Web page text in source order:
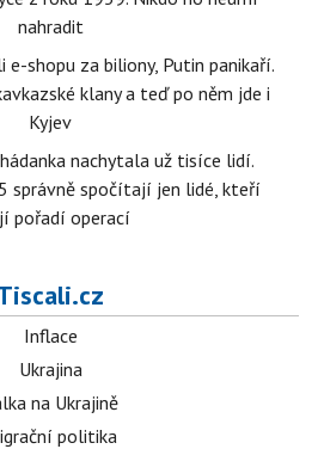
nahradit
shopu za biliony, Putin panikaří.
klany a teď po něm jde i
Kyjev
nachytala už tisíce lidí.
správně spočítají jen lidé, kteří
pořadí operací
Inflace
Ukrajina
na Ukrajině
politika